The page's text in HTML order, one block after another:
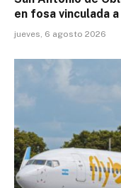
en fosa vinculada
jueves, 6 agosto 2026